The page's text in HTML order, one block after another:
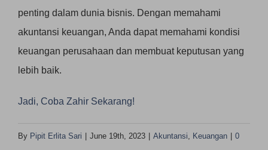
penting dalam dunia bisnis. Dengan memahami
akuntansi keuangan, Anda dapat memahami kondisi
keuangan perusahaan dan membuat keputusan yang
lebih baik.
Jadi, Coba Zahir Sekarang!
By Pipit Erlita Sari June 19th, 2023 Akuntansi, Keuangan 0